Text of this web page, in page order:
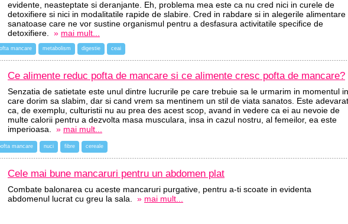
evidente, neasteptate si deranjante. Eh, problema mea este ca nu cred nici in curele de
detoxifiere si nici in modalitatile rapide de slabire. Cred in rabdare si in alegerile alimentare
sanatoase care ne vor sustine organismul pentru a desfasura activitatile specifice de
detoxifiere. » mai mult...
mancare metabolism digestie ceai
Ce alimente reduc pofta de mancare si ce alimente cresc pofta de mancare?
Senzatia de satietate este unul dintre lucrurile pe care trebuie sa le urmarim in momentul in
care dorim sa slabim, dar si cand vrem sa mentinem un stil de viata sanatos. Este adevarat
ca, de exemplu, culturistii nu au prea des acest scop, avand in vedere ca ei au nevoie de
multe calorii pentru a dezvolta masa musculara, insa in cazul nostru, al femeilor, ea este
imperioasa. » mai mult...
mancare nuci fibre cereale
Cele mai bune mancaruri pentru un abdomen plat
Combate balonarea cu aceste mancaruri purgative, pentru a-ti scoate in evidenta
abdomenul lucrat cu greu la sala. » mai mult...